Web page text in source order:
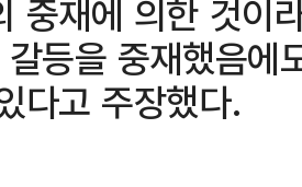
중재에 의한 것이
등을 중재했음에
다고 주장했다.